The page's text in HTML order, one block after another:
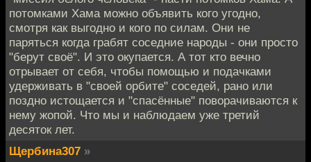
потомками Хама можно объявить кого угодно,
смотря как выгодно и кого по силам. Они не
паряться когда грабят соседние народы - они просто
"берут своё". И это окупается. А тот кто вечно
отрывает от себя, чтобы помощью и подачками
удерживать в "своей орбите" соседей, рано или
поздно истощается и "спасённые" поворачиваются к
нему жопой. Что мы и наблюдаем уже третий
десяток лет.
Щербина307 »